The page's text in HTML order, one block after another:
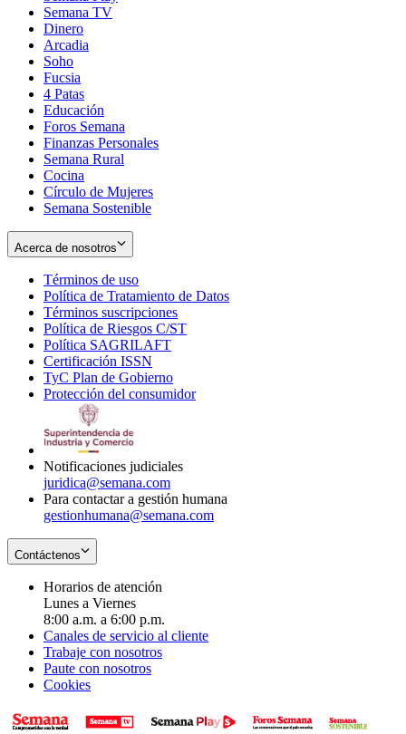
Semana TV
Dinero
Arcadia
Soho
in
new
window
Fucsia
in
new
window
4 Patas
Educación
Foros Semana
Finanzas Personales
Semana Rural
Cocina
Círculo de Mujeres
Semana Sostenible
Acerca de nosotros
Términos de uso
in
new
window
Política de Tratamiento de Datos
Términos suscripciones
in
Política de Riesgos C/ST
Política SAGRILAFT
new
window
Certificación ISSN
in
new
TyC Plan de Gobierno
in
Protección del consumidorOpens
Notificaciones judiciales
juridica@semana.com
Para contactar a gestión humana
gestionhumana@semana.com
Contáctenos
Horarios de atención
Lunes a Viernes
8:00 a.m. a 6:00 p.m.
Canales de servicio al cliente
Trabaje con nosotros
Paute con nosotros
Cookies